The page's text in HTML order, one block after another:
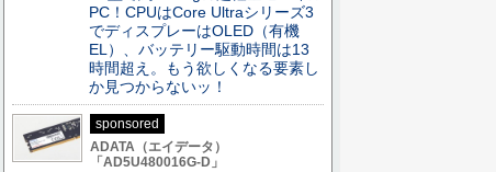
PC！CPUはCore Ultraシリーズ3
でディスプレーはOLED（有機
EL）、バッテリー駆動時間は13
時間超え。もう欲しくなる要素し
か見つからないッ！
sponsored
ADATA（エイデータ）
「AD5U480016G-D」